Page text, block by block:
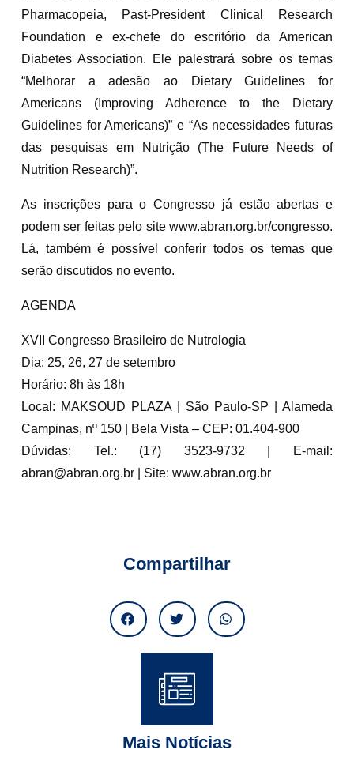
Pharmacopeia, Past-President Clinical Research
Foundation e ex-chefe do escritório da American
Diabetes Association. Ele palestrará sobre os temas
“Melhorar a adesão ao Dietary Guidelines for
Americans (Improving Adherence to the Dietary
Guidelines for Americans)” e “As necessidades futuras
das pesquisas em Nutrição (The Future Needs of
Nutrition Research)”.
As inscrições para o Congresso já estão abertas e
podem ser feitas pelo site www.abran.org.br/congresso.
Lá, também é possível conferir todos os temas que
serão discutidos no evento.
AGENDA
XVII Congresso Brasileiro de Nutrologia
Dia: 25, 26, 27 de setembro
Horário: 8h às 18h
Local: MAKSOUD PLAZA | São Paulo-SP | Alameda
Campinas, nº 150 | Bela Vista – CEP: 01.404-900
Dúvidas: Tel.: (17) 3523-9732 | E-mail:
abran@abran.org.br | Site: www.abran.org.br
Compartilhar
Mais Notícias